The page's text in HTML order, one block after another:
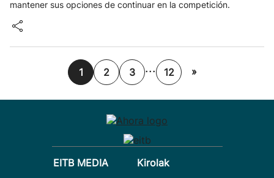
mantener sus opciones de continuar en la competición.
1 2 3 ... 12 »
EITB MEDIA
Kirolak